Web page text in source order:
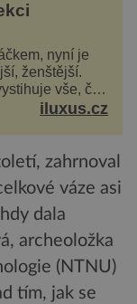
nyní je
ženštější.
vše, čím
sto
iluxus.cz
zahrnoval
váze asi
dala
archeoložka
(NTNU)
tím, jak se